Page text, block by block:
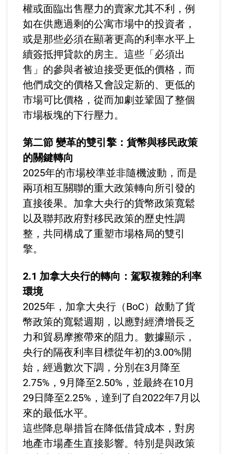
權或面臨出售壓力的賣家尤其不利，例
如在供應過剩的公寓市場中的投資者，
或是那些必須在顯著更高的利率水平上
續簽抵押貸款的房主。這些「必須出
售」的參與者被迫接受更低的價格，而
他們成交的價格又會設定新的、更低的
市場可比價格，從而加劇並鞏固了整個
市場板塊的下行壓力。
第二節 變革的雙引擎：貨幣與移民政策
的關鍵轉向
2025年的市場校準並非隨機波動，而是
兩項相互關聯的重大政策轉向所引發的
直接後果。加拿大央行的貨幣政策寬鬆
以及聯邦政府對移民政策的歷史性調
整，共同構成了重塑市場格局的雙引
擎。
2.1 加拿大央行的轉向：駕馭複雜的利率
環境
2025年，加拿大央行（BoC）啟動了貨
幣政策的寬鬆週期，以應對經濟增長乏
力和貿易摩擦帶來的阻力。數據顯示，
央行的隔夜利率目標從年初的3.00%開
始，經過數次下調，分別在3月降至
2.75%，9月降至2.50%，並最終在10月
29日降至2.25%，達到了自2022年7月以
來的最低水平。
這些降息舉措旨在降低借貸成本，對房
地產市場產生直接影響。特別是與政策